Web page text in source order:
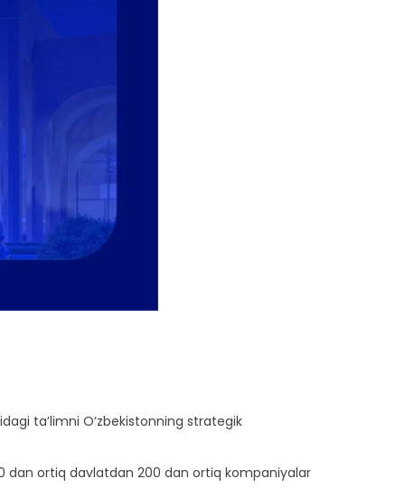
ta’limni O‘zbekistonning strategik
dan ortiq davlatdan 200 dan ortiq kompaniyalar